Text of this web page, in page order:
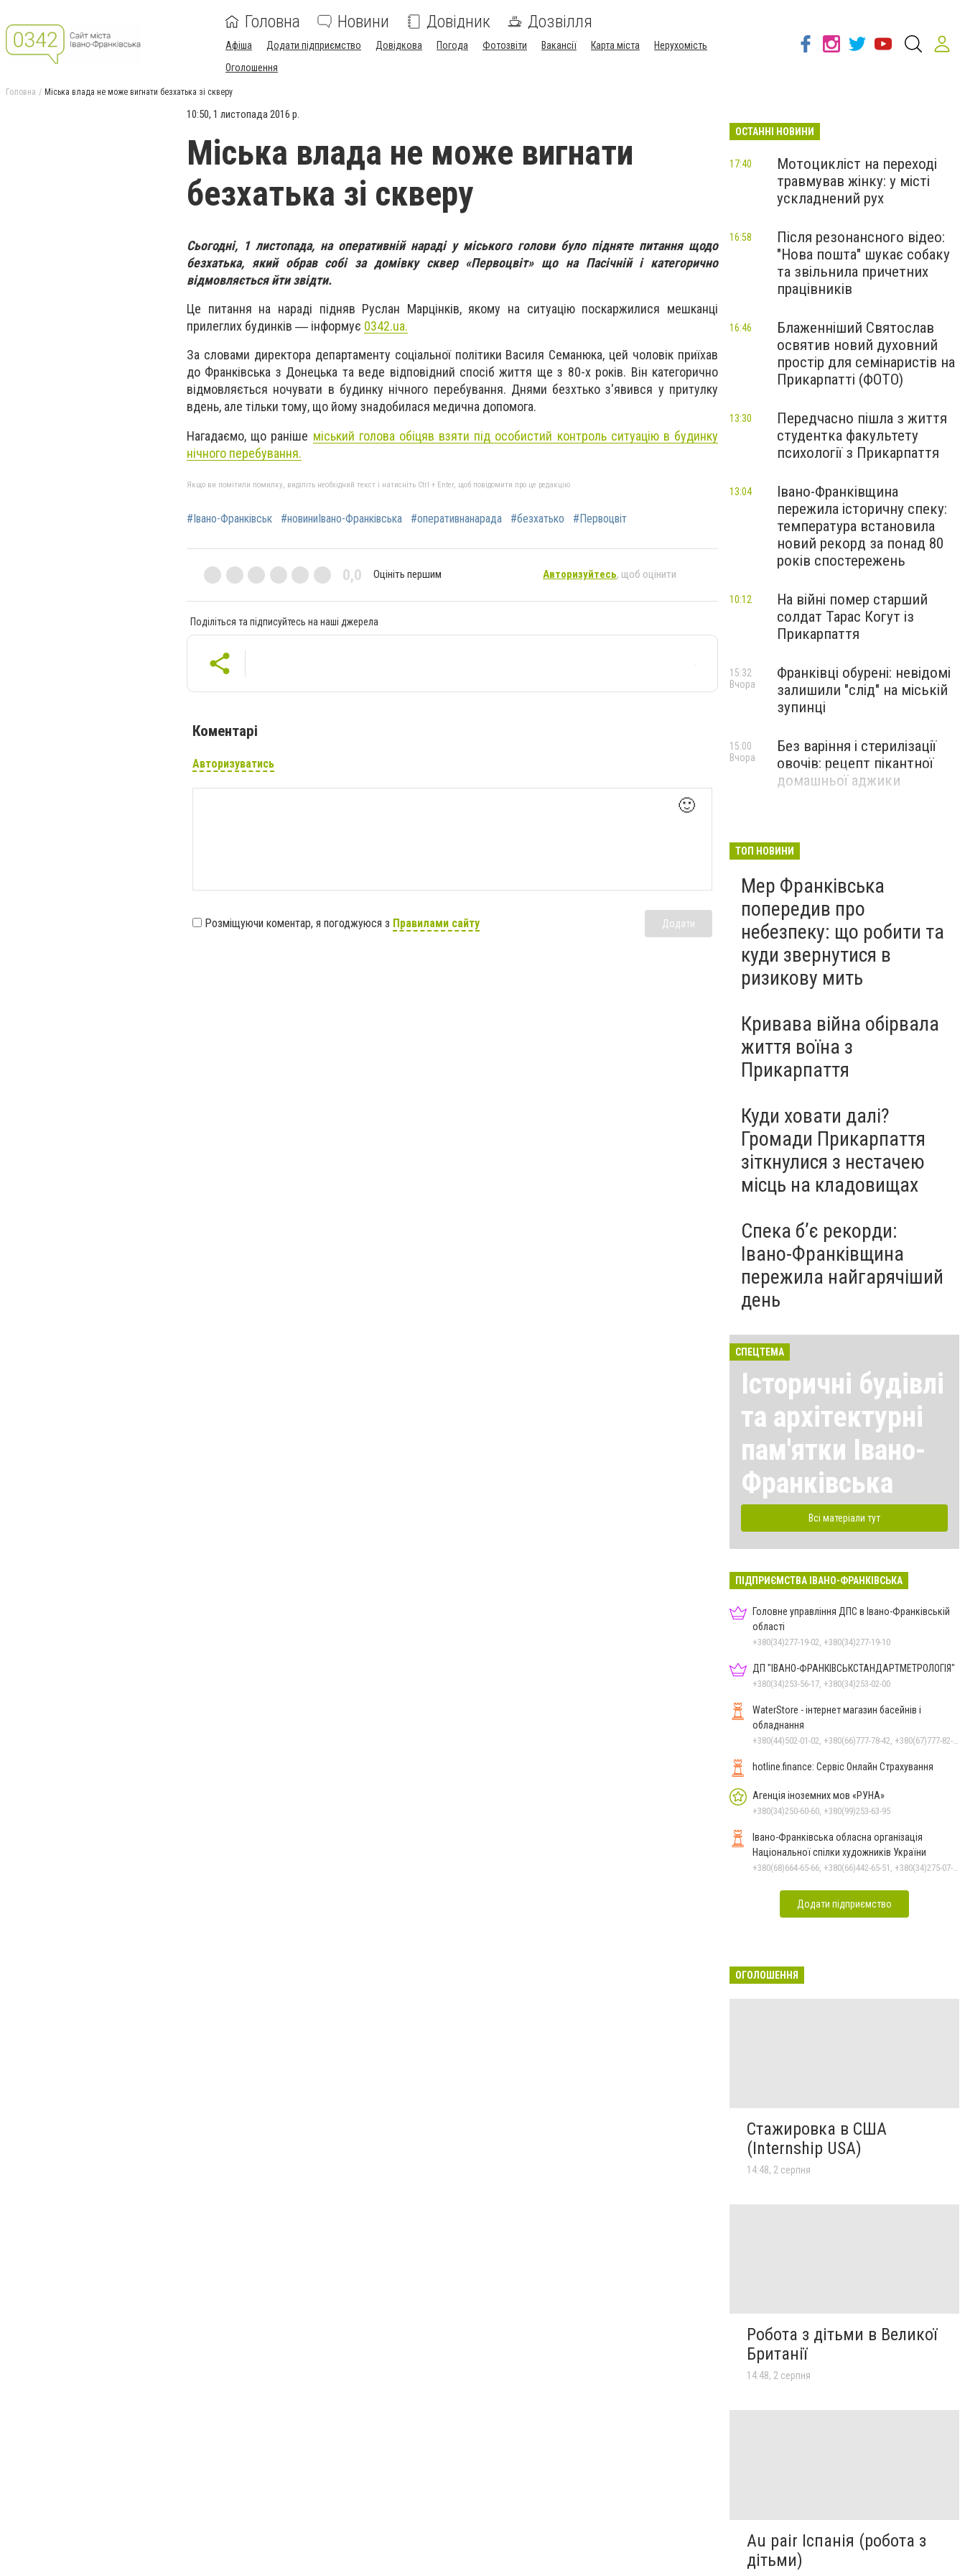
Головна Новини Довідник Дозвілля
Афіша Додати підприємство Довідкова Погода Фотозвіти Вакансії Карта міста
Нерухомість
Оголошення
Головна Міська влада не може вигнати безхатька зі скверу
10:50, 1 листопада 2016 р.
Міська влада не може вигнати
безхатька зі скверу
Сьогодні, 1 листопада, на оперативній нараді у міського голови було підняте питання щодо
безхатька, який обрав собі за домівку сквер «Первоцвіт» що на Пасічній і категорично
відмовляється йтизвідти.
Це питання на нараді підняв Руслан Марцінків, якому на ситуацію поскаржилися мешканці
прилеглих будинків ― інформує 0342.ua.
За словами директора департаменту соціальної політики Василя Семанюка, цей чоловік приїхав
до Франківська з Донецька та веде відповідний спосіб життя ще з 80-х років. Він категорично
відмовляється ночувати в будинку нічного перебування. Днями безхтько з'явився у притулку
вдень, але тільки тому, що йому знадобилася медична допомога.
Нагадаємо, що раніше міський голова обіцяв взяти під особистий контроль ситуацію в будинку
нічного перебування.
Якщо ви помітили помилку, виділіть необхідний текст і натисніть Ctrl + Enter, щоб повідомити про це редакцію
#Івано-Франківськ #новиниІвано-Франківська #оперативнанарада #безхатько #Первоцвіт
0,0 Оцініть першим Авторизуйтесь, щоб оцінити
Поділіться та підписуйтесь на наші джерела
Коментарі
Авторизуватись
🙂
Розміщуючи коментар, я погоджуюся з Правилами сайту Додати
ОСТАННІ НОВИНИ
Мотоцикліст на переході
травмував жінку: у місті
ускладнений рух
17:40
Після резонансного відео:
"Нова пошта" шукає собаку
та звільнила причетних
працівників
16:58
Блаженніший Святослав
освятив новий духовний
простір для семінаристів на
Прикарпатті (ФОТО)
16:46
Передчасно пішла з життя
студентка факультету
психології з Прикарпаття
13:30
Івано-Франківщина
пережила історичну спеку:
температура встановила
новий рекорд за понад 80
років спостережень
13:04
На війні помер старший
солдат Тарас Когут із
Прикарпаття
10:12
Франківці обурені: невідомі
залишили "слід" на міській
зупинці
15:32
Вчора
Без варіння і стерилізації
овочів: рецепт пікантної
домашньої аджики
15:00
Вчора
ТОП НОВИНИ
Мер Франківська
попередив про
небезпеку: що робити та
куди звернутися в
ризикову мить
Кривава війна обірвала
життя воїна з
Прикарпаття
Куди ховати далі?
Громади Прикарпаття
зіткнулися з нестачею
місць на кладовищах
Спека б’є рекорди:
Івано-Франківщина
пережила найгарячіший
день
СПЕЦТЕМА
Історичні будівлі
та архітектурні
пам'ятки Івано-
Франківська
Всі матеріали тут
ПІДПРИЄМСТВА ІВАНО-ФРАНКІВСЬКА
Головне управління ДПС в Івано-Франківській
області
+380(34)277-19-02, +380(34)277-19-10
ДП "ІВАНО-ФРАНКІВСЬК­СТАНДАРТ­МЕТРОЛОГІЯ"
+380(34)253-56-17, +380(34)253-02-00
WaterStore - інтернет магазин басейнів і
обладнання
hotline.finance: Сервіс Онлайн Страхування
Агенція іноземних мов «РУНА»
+380(34)250-60-60, +380(99)253-63-95
Івано-Франківська обласна організація
Національної спілки художників України
Додати підприємство
ОГОЛОШЕННЯ
Стажировка в США
(Internship USA)
14:48, 2 серпня
Робота з дітьми в Великої
Британії
14:48, 2 серпня
Au pair Іспанія (робота з
дітьми)